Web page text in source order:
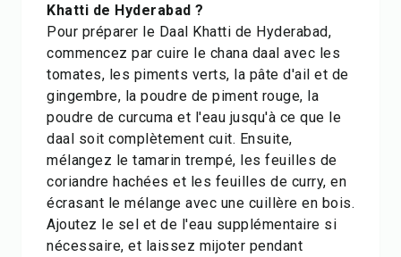
Khatti de Hyderabad ?
Pour préparer le Daal Khatti de Hyderabad,
commencez par cuire le chana daal avec les
tomates, les piments verts, la pâte d'ail et de
gingembre, la poudre de piment rouge, la
poudre de curcuma et l'eau jusqu'à ce que le
daal soit complètement cuit. Ensuite,
mélangez le tamarin trempé, les feuilles de
coriandre hachées et les feuilles de curry, en
écrasant le mélange avec une cuillère en bois.
Ajoutez le sel et de l'eau supplémentaire si
nécessaire, et laissez mijoter pendant